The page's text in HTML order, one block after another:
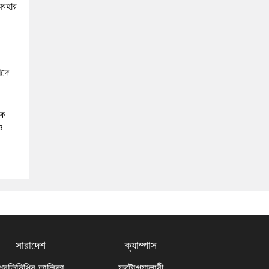
সারাদেশ
ক্যাম্পাস